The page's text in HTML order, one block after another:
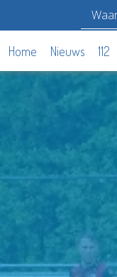
Home Nieuws 112